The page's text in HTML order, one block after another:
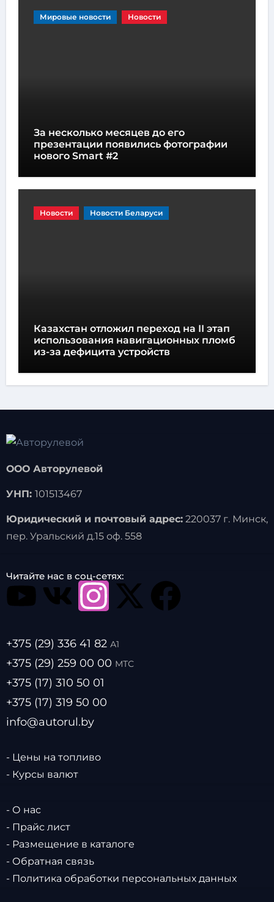
Мировые новости Новости
За несколько месяцев до его
презентации появились фотографии
нового Smart #2
Новости Новости Беларуси
Казахстан отложил переход на II этап
использования навигационных пломб
из-за дефицита устройств
ООО Авторулевой
УНП: 101513467
Юридический и почтовый адрес:220037 г. Минск,
пер. Уральский д.15 оф. 558
Читайте нас в соц-сетях:
+375 (29) 336 41 82 А1
+375 (29) 259 00 00 МТС
+375 (17) 310 50 01
+375 (17) 319 50 00
info@autorul.by
- Цены на топливо
- Курсы валют
- О нас
- Прайс лист
- Размещение в каталоге
- Обратная связь
- Политика обработки персональных данных